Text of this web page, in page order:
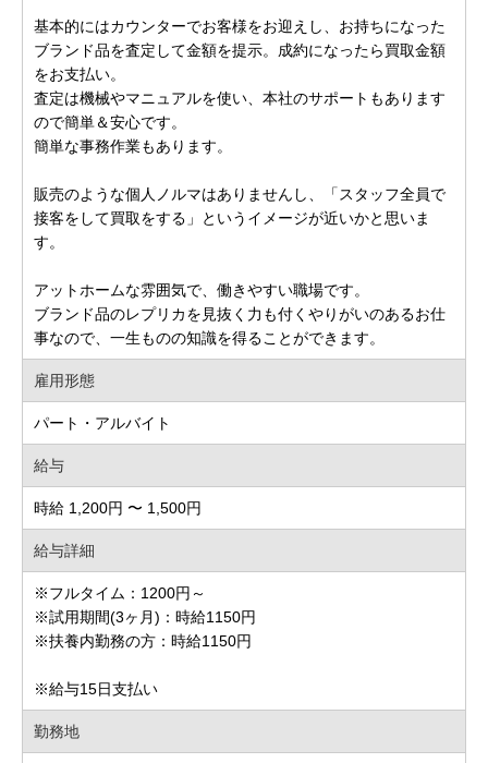
基本的にはカウンターでお客様をお迎えし、お持ちになった
ブランド品を査定して金額を提示。成約になったら買取金額
をお支払い。
査定は機械やマニュアルを使い、本社のサポートもあります
ので簡単＆安心です。
簡単な事務作業もあります。
販売のような個人ノルマはありませんし、「スタッフ全員で
接客をして買取をする」というイメージが近いかと思いま
す。
アットホームな雰囲気で、働きやすい職場です。
ブランド品のレプリカを見抜く力も付くやりがいのあるお仕
事なので、一生ものの知識を得ることができます。
雇用形態
パート・アルバイト
給与
時給 1,200円 〜 1,500円
給与詳細
※フルタイム：1200円～
※試用期間(3ヶ月)：時給1150円
※扶養内勤務の方：時給1150円
※給与15日支払い
勤務地